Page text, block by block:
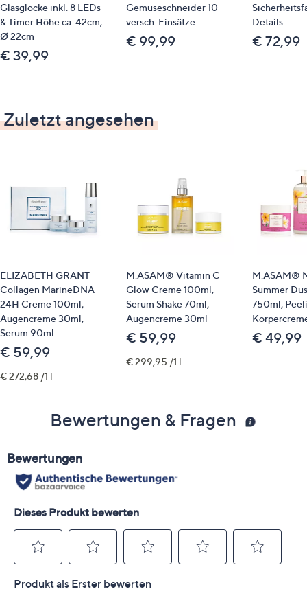
Clean Beauty
Glasglocke inkl. 8 LEDs
& Timer Höhe ca. 42cm,
Ø 22cm
€ 39,99
Gemüseschneider 10
versch. Einsätze
€ 99,99
Details
€ 72,99
Zuletzt angesehen
ELIZABETH GRANT
Collagen MarineDNA
24H Creme 100ml,
Augencreme 30ml,
Serum 90ml
€ 59,99
€ 272,68 /1 l
M.ASAM® Vitamin C
Glow Creme 100ml,
Serum Shake 70ml,
Augencreme 30ml
€ 59,99
€ 299,95 /1 l
M.ASAM®
Summer
750ml,
€ 49,99
Bewertungen & Fragen